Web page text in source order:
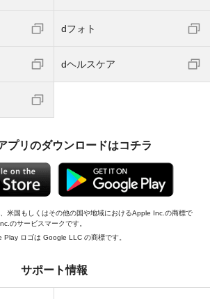
dフォト
dヘルスケア
プリのダウンロードはコチラ
米国もしくはその他の国や地域におけるApple Inc.の商標で
のサービスマークです。
ロゴは Google LLC の商標です。
サポート情報